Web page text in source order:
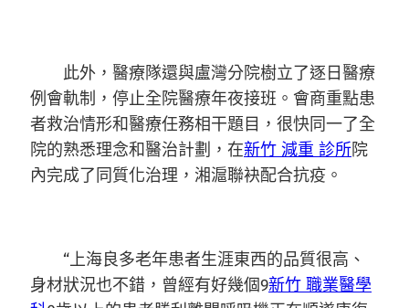
此外，醫療隊還與盧灣分院樹立了逐日醫療
例會軌制，停止全院醫療年夜接班。會商重點患
者救治情形和醫療任務相干題目，很快同一了全
院的熟悉理念和醫治計劃，在新竹 減重 診所院
內完成了同質化治理，湘滬聯袂配合抗疫。
“上海良多老年患者生涯東西的品質很高、
身材狀況也不錯，曾經有好幾個9新竹 職業醫學